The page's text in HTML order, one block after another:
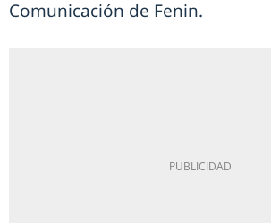
Comunicación de Fenin.